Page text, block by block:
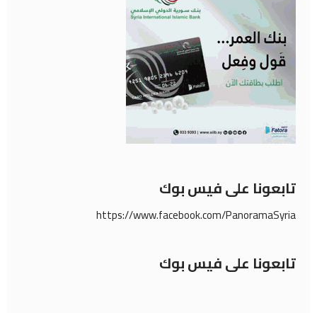
تابعونا على فيس بوك
https://www.facebook.com/PanoramaSyria
تابعونا على فيس بوك